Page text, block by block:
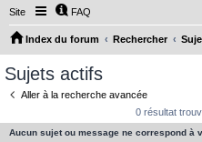
Site FAQ
Index du forum Rechercher
Sujets actifs
Aller à la recherche avancée
0 résultat
Aucun sujet ou message ne correspond à